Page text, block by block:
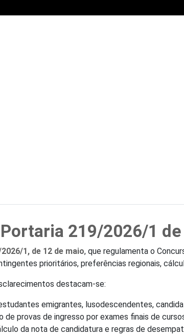
219/2026/1
1, de 12 de maio, que regulamenta o
prioritários, preferências regionais,
destacam-se:
emigrantes, lusodescendentes,
de provas de ingresso por exames finais de
da nota de candidatura e regras de